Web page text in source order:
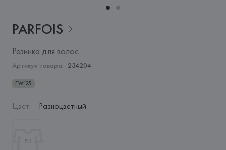
PARFOIS
Резинка для волос
Артикул товара: 234204
FW’25
Цвет: Разноцветный